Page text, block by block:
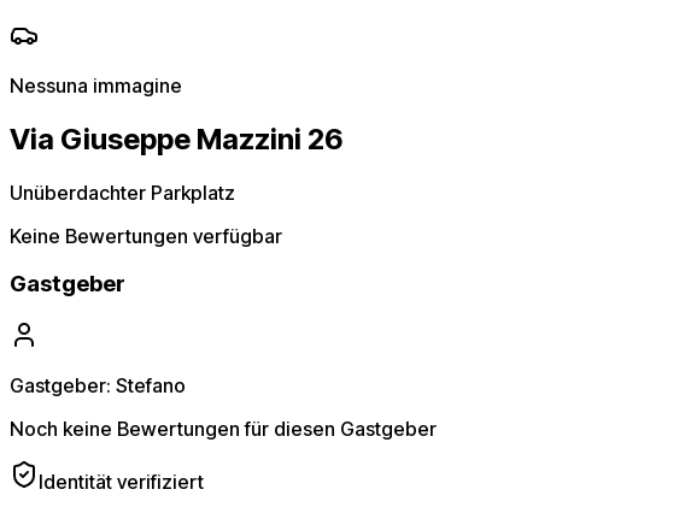
Nessuna immagine
Via Giuseppe Mazzini 26
Unüberdachter Parkplatz
Keine Bewertungen verfügbar
Gastgeber
Gastgeber: Stefano
Noch keine Bewertungen für diesen Gastgeber
Identität verifiziert